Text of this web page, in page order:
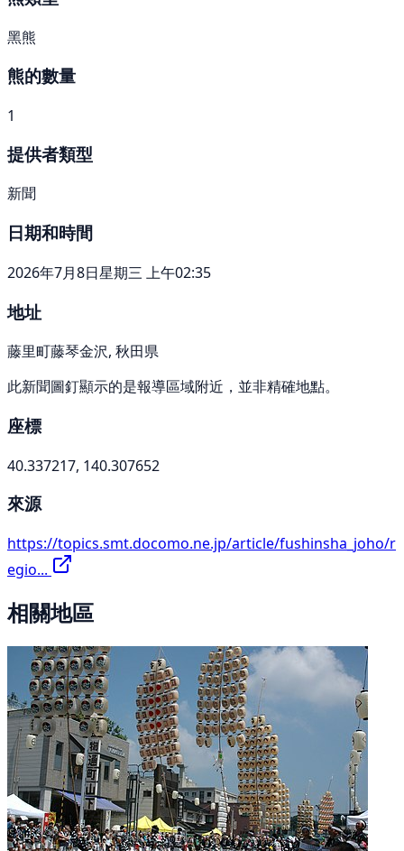
黑熊
熊的數量
1
提供者類型
新聞
日期和時間
2026年7月8日星期三 上午02:35
地址
藤里町藤琴金沢, 秋田県
此新聞圖釘顯示的是報導區域附近，並非精確地點。
座標
40.337217, 140.307652
來源
https://topics.smt.docomo.ne.jp/article/fushinsha_joho/r
egio...
相關地區